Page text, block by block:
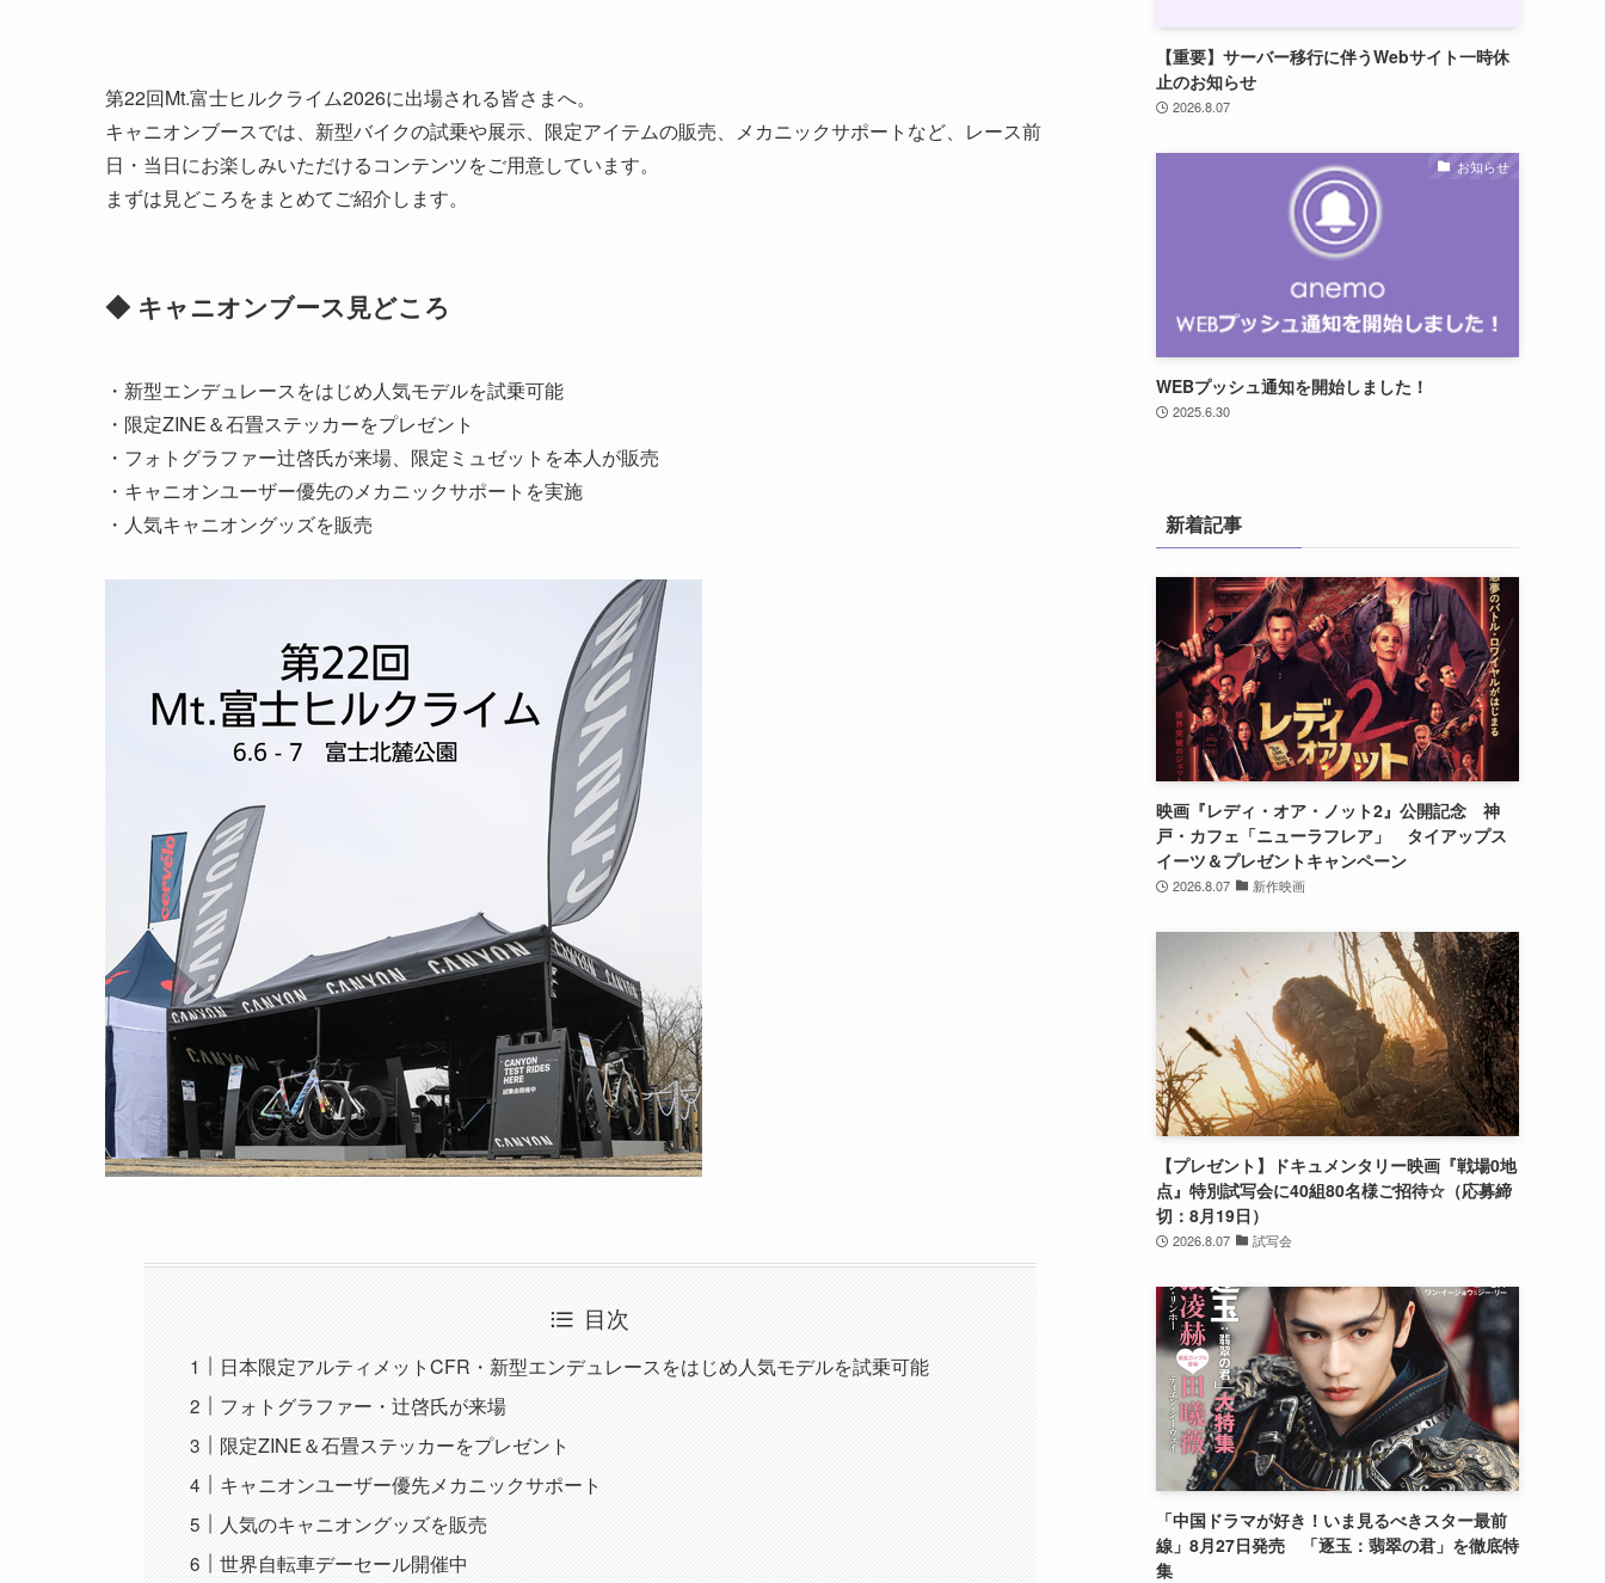
第22回Mt.富士ヒルクライム2026に出場される皆さまへ。
キャニオンブースでは、新型バイクの試乗や展示、限定アイテムの販売、メカニックサポートなど、レース前
日・当日にお楽しみいただけるコンテンツをご用意しています。
まずは見どころをまとめてご紹介します。
◆ キャニオンブース見どころ
・新型エンデュレースをはじめ人気モデルを試乗可能
・限定ZINE＆石畳ステッカーをプレゼント
・フォトグラファー辻啓氏が来場、限定ミュゼットを本人が販売
・キャニオンユーザー優先のメカニックサポートを実施
・人気キャニオングッズを販売
目次
日本限定アルティメットCFR・新型エンデュレースをはじめ人気モデルを試乗可能
フォトグラファー・辻啓氏が来場
限定ZINE＆石畳ステッカーをプレゼント
キャニオンユーザー優先メカニックサポート
人気のキャニオングッズを販売
世界自転車デーセール開催中
【重要】サーバー移行に伴うWebサイト一時休
止のお知らせ
2026.8.07
お知らせ
WEBプッシュ通知を開始しました！
2025.6.30
新着記事
映画『レディ・オア・ノット2』公開記念 神
戸・カフェ「ニューラフレア」 タイアップス
イーツ＆プレゼントキャンペーン
2026.8.07 新作映画
【プレゼント】ドキュメンタリー映画『戦場0地
点』特別試写会に40組80名様ご招待☆（応募締
切：8月19日）
2026.8.07 試写会
「中国ドラマが好き！いま見るべきスター最前
線」8月27日発売 「逐玉：翡翠の君」を徹底特
集